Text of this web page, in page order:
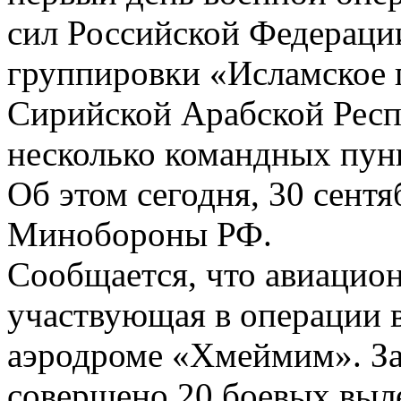
сил Российской
группировки «Исламское
Сирийской Арабской
несколько командных
Об этом сегодня, 30
Минобороны РФ.
Сообщается, что
участвующая в операции
аэродроме «Хмеймим».